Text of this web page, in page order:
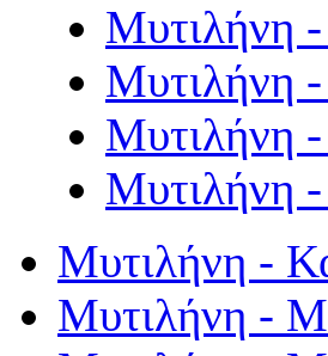
Μυτιλήνη
Μυτιλήνη
Μυτιλήνη
Μυτιλήνη
Μυτιλήνη -
Μυτιλήνη -